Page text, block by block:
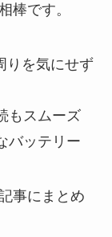
棒です。
りを気にせず
もスムーズ
バッテリー
事にまとめ